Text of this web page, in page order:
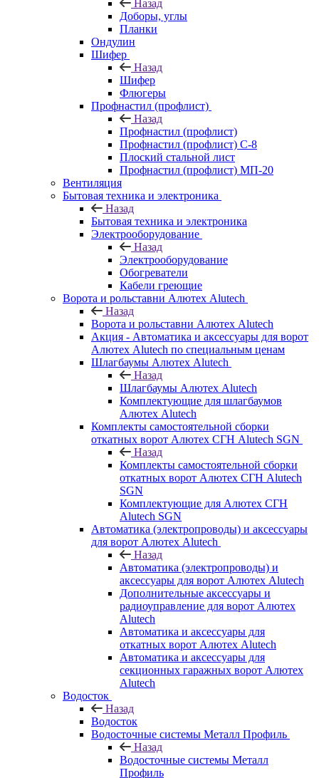
Назад
Доборы, углы
Планки
Ондулин
Шифер
Назад
Шифер
Флюгеры
Профнастил (профлист)
Назад
Профнастил (профлист)
Профнастил (профлист) С-8
Плоский стальной лист
Профнастил (профлист) МП-20
Вентиляция
Бытовая техника и электроника
Назад
Бытовая техника и электроника
Электрооборудование
Назад
Электрооборудование
Обогреватели
Кабели греющие
Ворота и рольставни Алютех Alutech
Назад
Ворота и рольставни Алютех Alutech
Акция - Автоматика и аксессуары для ворот
Алютех Alutech по специальным ценам
Шлагбаумы Алютех Alutech
Назад
Шлагбаумы Алютех Alutech
Комплектующие для шлагбаумов
Алютех Alutech
Комплекты самостоятельной сборки
откатных ворот Алютех СГН Alutech SGN
Назад
Комплекты самостоятельной сборки
откатных ворот Алютех СГН Alutech
SGN
Комплектующие для Алютех СГН
Alutech SGN
Автоматика (электропроводы) и аксессуары
для ворот Алютех Alutech
Назад
Автоматика (электропроводы) и
аксессуары для ворот Алютех Alutech
Дополнительные аксессуары и
радиоуправление для ворот Алютех
Alutech
Автоматика и аксессуары для
откатных ворот Алютех Alutech
Автоматика и аксессуары для
секционных гаражных ворот Алютех
Alutech
Водосток
Назад
Водосток
Водосточные системы Металл Профиль
Назад
Водосточные системы Металл
Профиль